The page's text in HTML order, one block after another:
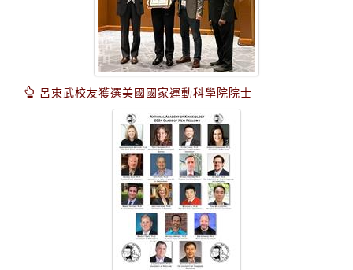
呂東武校友獲選美國國家運動科學院院士